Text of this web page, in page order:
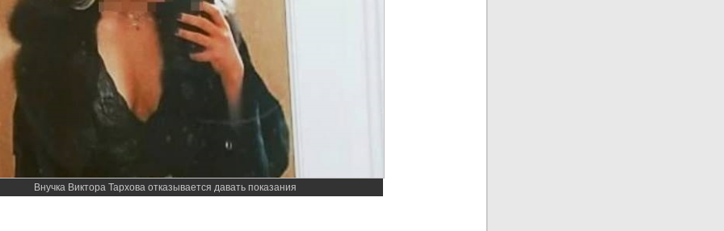
Внучка Виктора Тархова отказывается давать показания